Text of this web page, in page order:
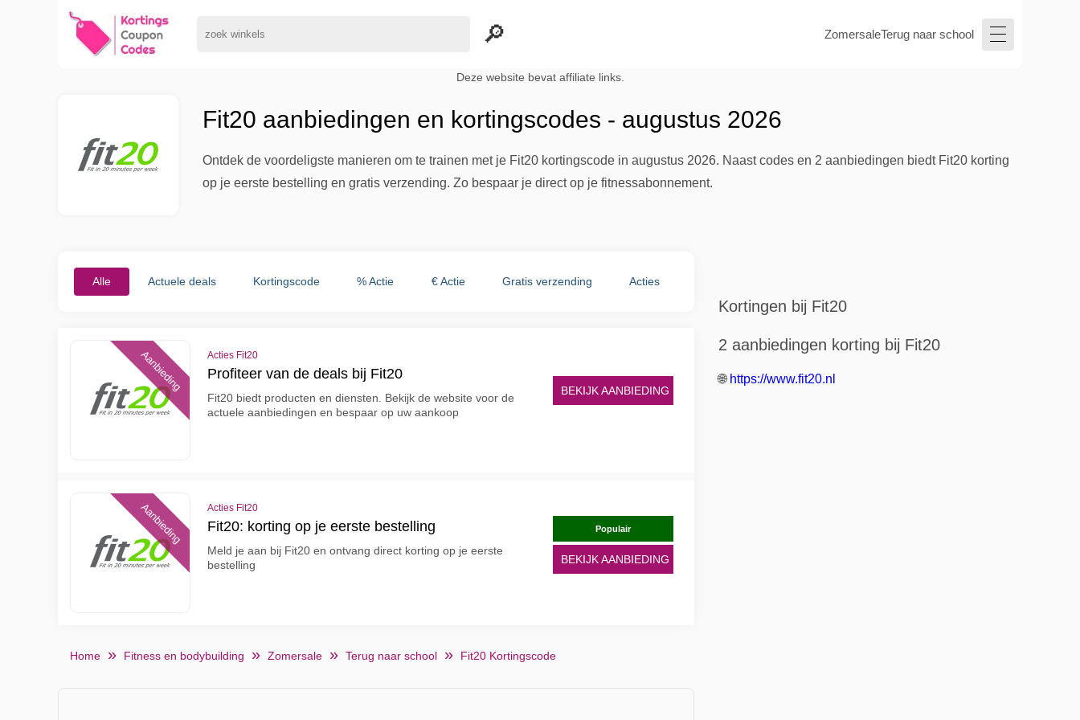
ZomersaleTerug naar school
Deze website bevat affiliate links.
Fit20 aanbiedingen en kortingscodes - augustus 2026
Ontdek de voordeligste manieren om te trainen met je Fit20 kortingscode in augustus 2026. Naast codes en 2 aanbiedingen biedt Fit20 korting
op je eerste bestelling en gratis verzending. Zo bespaar je direct op je fitnessabonnement.
Alle Actuele deals Kortingscode % Actie € Actie Gratis verzending Acties
Aanbieding Acties Fit20
Profiteer van de deals bij Fit20
Fit20 biedt producten en diensten. Bekijk de website voor de
actuele aanbiedingen en bespaar op uw aankoop
BEKIJK AANBIEDING
Aanbieding Acties Fit20
Fit20: korting op je eerste bestelling
Meld je aan bij Fit20 en ontvang direct korting op je eerste
bestelling
Populair
BEKIJK AANBIEDING
Home Fitness en bodybuilding Zomersale Terug naar school Fit20 Kortingscode
Kortingen bij Fit20
2 aanbiedingen korting bij Fit20
🌐 https://www.fit20.nl